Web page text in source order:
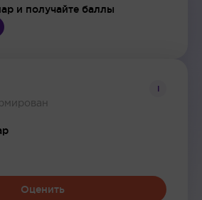
и получайте баллы
i
Оценить